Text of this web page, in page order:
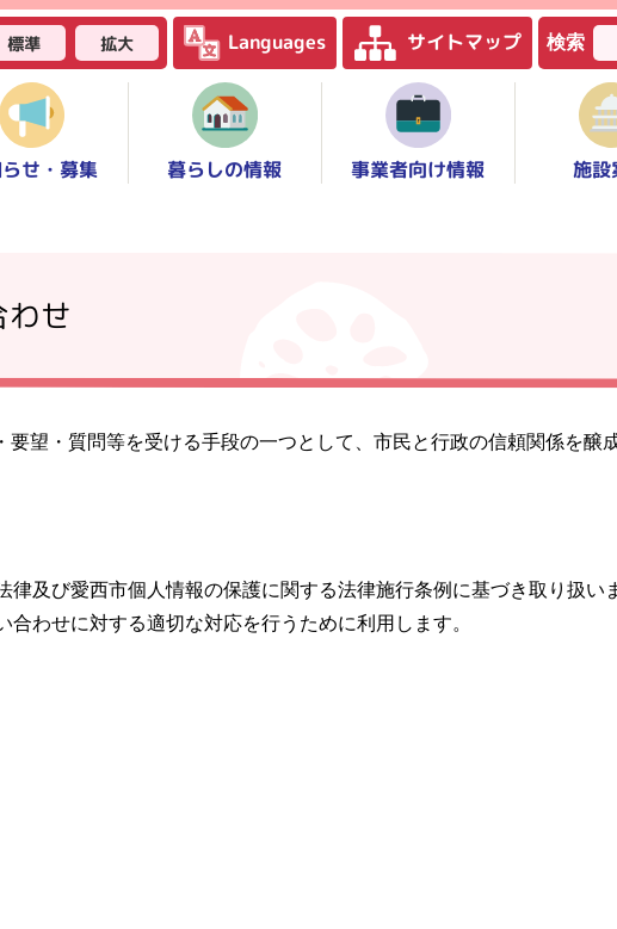
標準 拡大 Languages サイトマップ 検索
せ・募集 暮らしの情報 事業者向け情報 施設
わせ
望・質問等を受ける手段の一つとして、市民と行政の信頼関係を醸
及び愛西市個人情報の保護に関する法律施行条例に基づき取り扱い
わせに対する適切な対応を行うために利用します。